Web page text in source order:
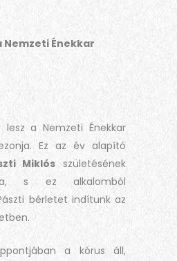
Nemzeti Énekkar
lesz a Nemzeti Énekkar
Ez az év alapító
Miklós születésének
s ez alkalomból
bérletet indítunk az
a kórus áll,